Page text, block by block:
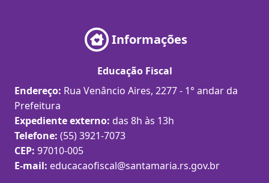
Informações
Educação Fiscal
Endereço: Rua Venâncio Aires, 2277 - 1° andar da
Prefeitura
Expediente externo: das 8h às 13h
Telefone: (55) 3921-7073
CEP: 97010-005
E-mail: educacaofiscal@santamaria.rs.gov.br